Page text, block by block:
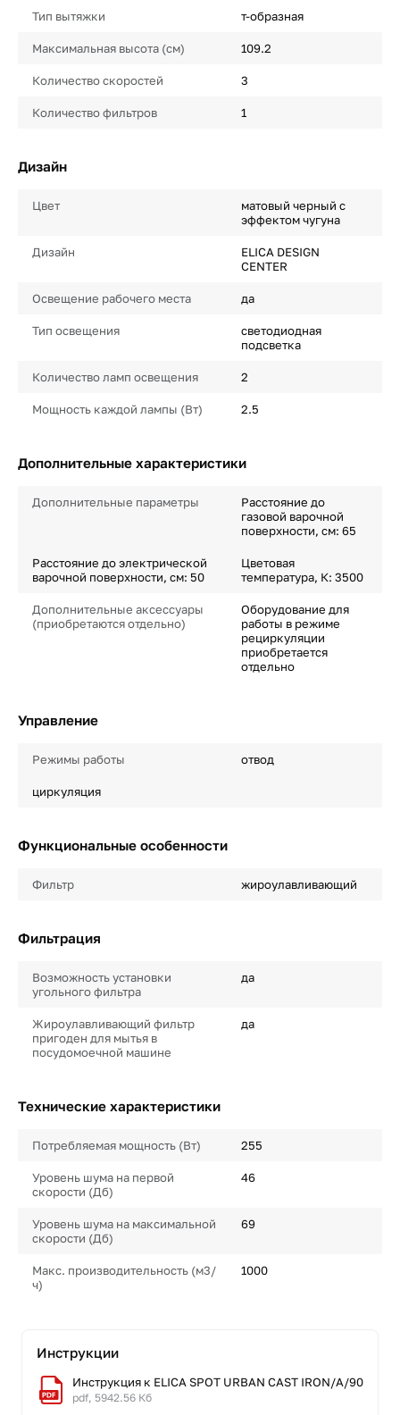
Тип вытяжки т-образная
Максимальная высота (см) 109.2
Количество скоростей 3
Количество фильтров 1
Дизайн
Цвет
матовый черный с
эффектом чугуна
Дизайн
ELICA DESIGN
CENTER
Освещение рабочего места да
Тип освещения
светодиодная
подсветка
Количество ламп освещения 2
Мощность каждой лампы (Вт) 2.5
Дополнительные характеристики
Дополнительные параметры
Расстояние до
газовой варочной
поверхности, см: 65
Расстояние до электрической
варочной поверхности, см: 50
Цветовая
температура, К: 3500
Дополнительные аксессуары
(приобретаются отдельно)
Оборудование для
работы в режиме
рециркуляции
приобретается
отдельно
Управление
Режимы работы отвод
циркуляция
Функциональные особенности
Фильтр жироулавливающий
Фильтрация
Возможность установки
угольного фильтра
да
Жироулавливающий фильтр
пригоден для мытья в
посудомоечной машине
да
Технические характеристики
Потребляемая мощность (Вт) 255
Уровень шума на первой
скорости (Дб)
46
Уровень шума на максимальной
скорости (Дб)
69
Макс. производительность (м3/
ч)
1000
Инструкции
Инструкция к ELICA SPOT URBAN CAST IRON/A/90
pdf, 5942.56 Кб